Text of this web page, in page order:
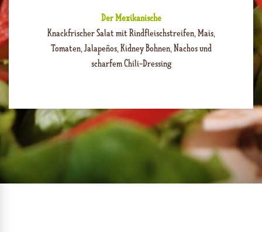
Der Mexikanische
Knackfrischer Salat mit Rindfleischstreifen, Mais,
Tomaten, Jalapeños, Kidney Bohnen, Nachos und
scharfem Chili-Dressing